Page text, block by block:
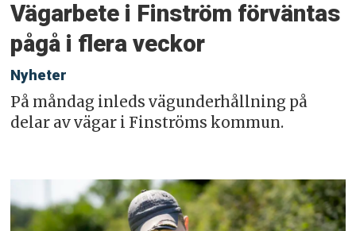
Vägarbete i Finström förväntas
pågå i flera veckor
Nyheter
På måndag inleds vägunderhållning på
delar av vägar i Finströms kommun.